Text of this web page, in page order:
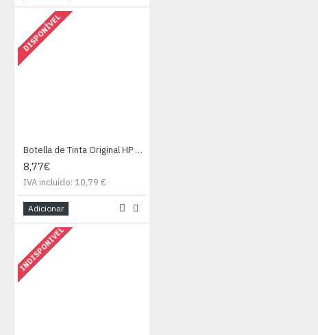
DISPONÍVEL
Botella de Tinta Original HP nº31/ Magenta
8,77€
IVA incluído: 10,79 €
Adicionar
INDISPONIVEL